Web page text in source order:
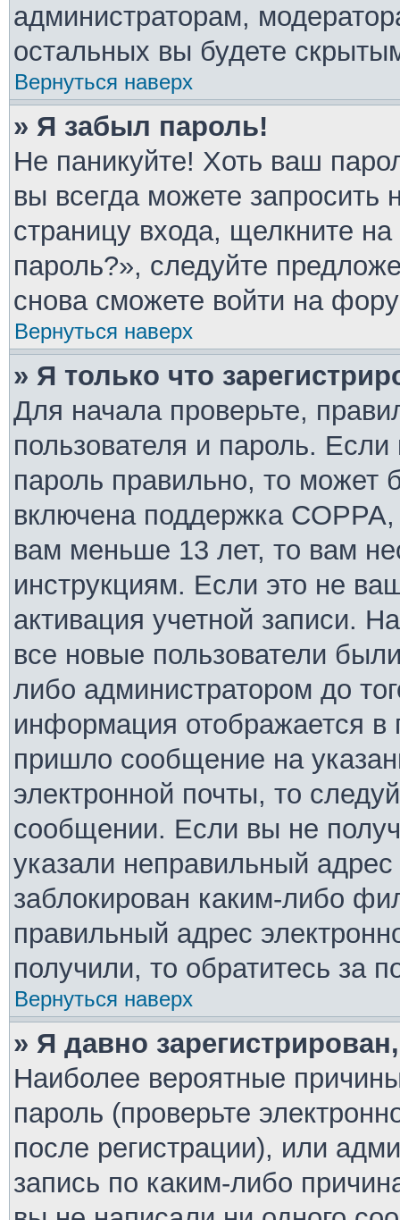
администраторам,
остальных вы будете
Вернуться наверх
» Я забыл пароль!
Не паникуйте! Хоть ваш
вы всегда можете запросить
страницу входа, щелкните
пароль?», следуйте
снова сможете войти на
Вернуться наверх
» Я только что
Для начала проверьте,
пользователя и пароль.
пароль правильно, то может
включена поддержка
вам меньше 13 лет, то вам
инструкциям. Если это не
активация учетной записи.
все новые пользователи
либо администратором до
информация отображается в
пришло сообщение на
электронной почты, то
сообщении. Если вы не
указали неправильный
заблокирован каким-либо
правильный адрес
получили, то обратитесь за
Вернуться наверх
» Я давно
Наиболее вероятные
пароль (проверьте
после регистрации), или
запись по каким-либо